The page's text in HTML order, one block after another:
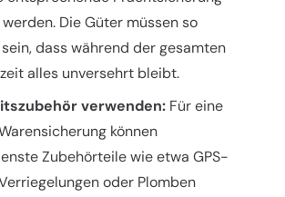
Die Güter müssen so
dass während der gesamten
alles unversehrt bleibt.
verwenden: Für eine
können
Zubehörteile wie etwa GPS-
oder Plomben